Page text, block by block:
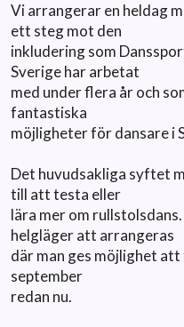
Vi arrangerar en heldag
ett steg mot den
inkludering som
Sverige har arbetat
med under flera år och
fantastiska
möjligheter för dansare i
Det huvudsakliga syftet
till att testa eller
lära mer om
helgläger att arrangeras
där man ges möjlighet
september
redan nu.